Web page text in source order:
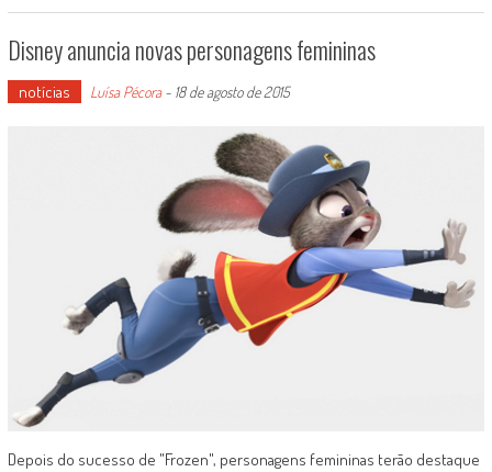
Disney anuncia novas personagens femininas
notícias Luísa Pécora- 18 de agosto de 2015
Depois do sucesso de "Frozen", personagens femininas terão destaque